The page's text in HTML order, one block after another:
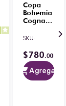
opiniones
Copa
Bohemia
Cognac
(6 pz)
SKU:
$780.00
Agregar